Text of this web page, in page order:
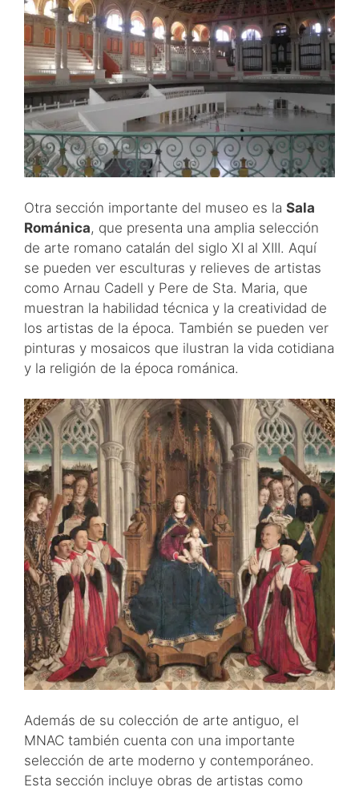
Otra sección importante del museo es la Sala
Románica, que presenta una amplia selección
de arte romano catalán del siglo XI al XIII. Aquí
se pueden ver esculturas y relieves de artistas
como Arnau Cadell y Pere de Sta. Maria, que
muestran la habilidad técnica y la creatividad de
los artistas de la época. También se pueden ver
pinturas y mosaicos que ilustran la vida cotidiana
y la religión de la época románica.
Además de su colección de arte antiguo, el
MNAC también cuenta con una importante
selección de arte moderno y contemporáneo.
Esta sección incluye obras de artistas como